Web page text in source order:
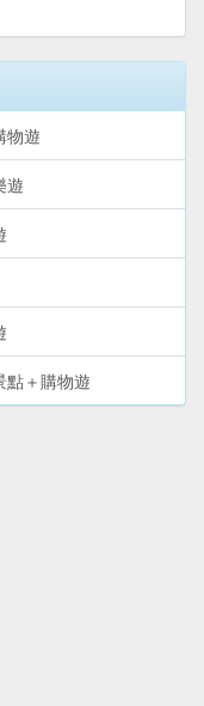
物遊
遊
點＋購物遊